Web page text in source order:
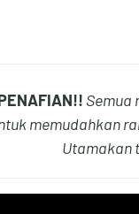
Semua
memudahkan
Utamakan